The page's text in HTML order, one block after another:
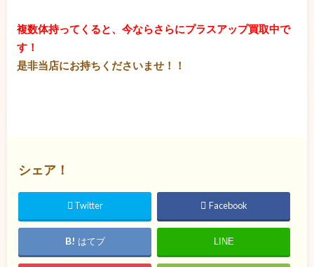
複数体持ってくると、今ならさらにプラスアップ買取中で
す！
是非当店にお持ちくださいませ！！
シェア！
Twitter Facebook
はてブ LINE